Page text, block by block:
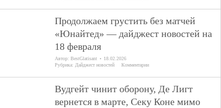
Продолжаем грустить без матчей
«Юнайтед» — дайджест новостей на
18 февраля
Автор:BestGlatisant
18.02.2026
Рубрика: Дайджест новостей Комментарии
Вудгейт чинит оборону, Де Лигт
вернется в марте, Секу Коне мимо